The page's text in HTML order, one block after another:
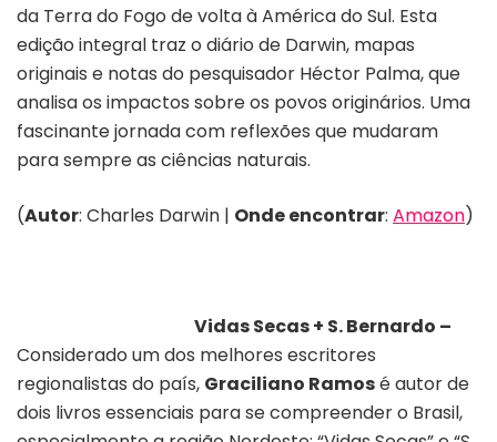
da Terra do Fogo de volta à América do Sul. Esta
edição integral traz o diário de Darwin, mapas
originais e notas do pesquisador Héctor Palma, que
analisa os impactos sobre os povos originários. Uma
fascinante jornada com reflexões que mudaram
para sempre as ciências naturais.
(Autor: Charles Darwin | Onde encontrar: Amazon)
Vidas Secas + S. Bernardo –
Considerado um dos melhores escritores
regionalistas do país, Graciliano Ramosé autor de
dois livros essenciais para se compreender o Brasil,